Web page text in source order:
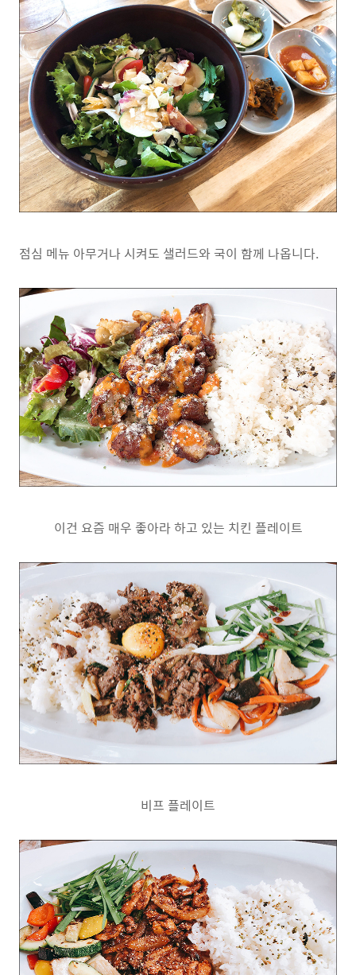
점심 메뉴 아무거나 시켜도 샐러드와 국이 함께 나옵니다.
이건 요즘 매우 좋아라 하고 있는 치킨 플레이트
비프 플레이트